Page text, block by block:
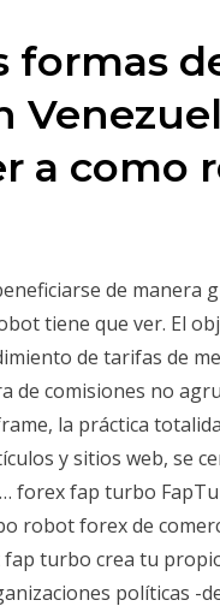
formas
a como
de manera
tiene que ver. El
de tarifas de
de comisiones no
la práctica
y sitios web, se
forex fap turbo
robot forex de
turbo crea tu
políticas -